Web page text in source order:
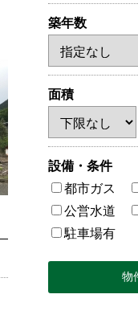
築年数
面積
設備・条件
都市ガス
公営水道
駐車場有